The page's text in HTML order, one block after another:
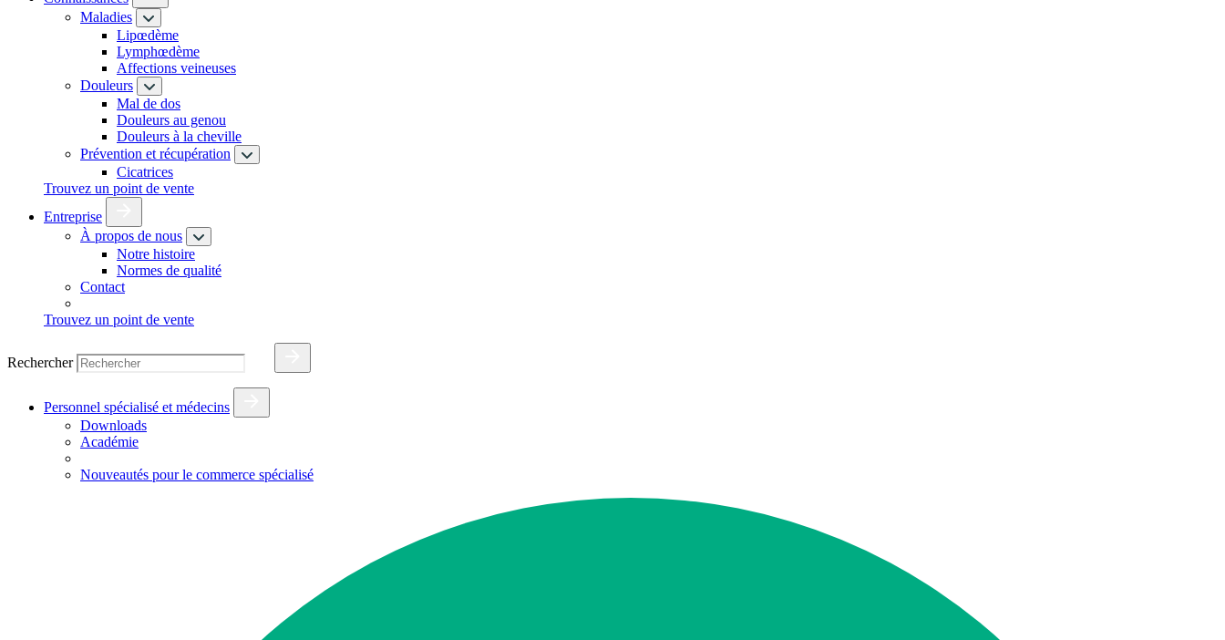
Maladies
Lipœdème
Lymphœdème
Affections veineuses
Douleurs
Mal de dos
Douleurs au genou
Douleurs à la cheville
Prévention et récupération
Cicatrices
Trouvez un point de vente
Entreprise
À propos de nous
Notre histoire
Normes de qualité
Contact
Trouvez un point de vente
Rechercher
Personnel spécialisé et médecins
Downloads
Académie
Nouveautés pour le commerce spécialisé